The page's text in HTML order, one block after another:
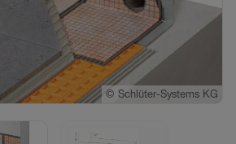
© Schlüter-Systems KG
© Schlüter-Systems KG